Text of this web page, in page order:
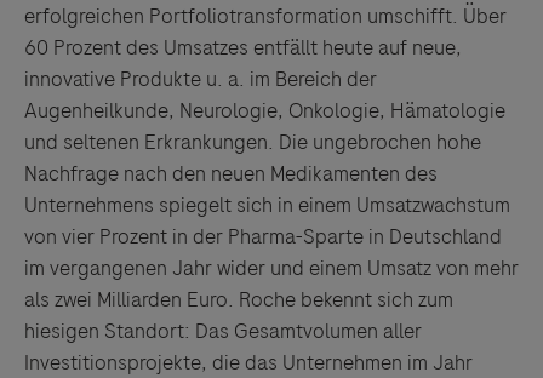
erfolgreichen Portfoliotransformation umschifft. Über
60 Prozent des Umsatzes entfällt heute auf neue,
innovative Produkte u. a. im Bereich der
Augenheilkunde, Neurologie, Onkologie, Hämatologie
und seltenen Erkrankungen. Die ungebrochen hohe
Nachfrage nach den neuen Medikamenten des
Unternehmens spiegelt sich in einem Umsatzwachstum
von vier Prozent in der Pharma-Sparte in Deutschland
im vergangenen Jahr wider und einem Umsatz von mehr
als zwei Milliarden Euro. Roche bekennt sich zum
hiesigen Standort: Das Gesamtvolumen aller
Investitionsprojekte, die das Unternehmen im Jahr
Links zu Websites Dritter werden im Sinne des
Servicegedankens angeboten. Der Herausgeber äußert
keine Meinung über den Inhalt von Websites Dritter und
lehnt ausdrücklich jegliche Verantwortung für
Drittinformationen und deren Verwendung ab.